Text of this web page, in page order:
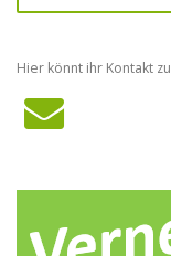
Hier könnt ihr Kontakt zu